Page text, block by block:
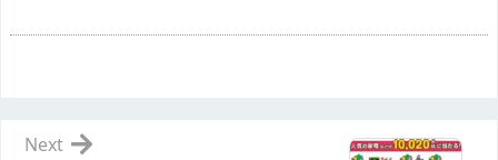
Next